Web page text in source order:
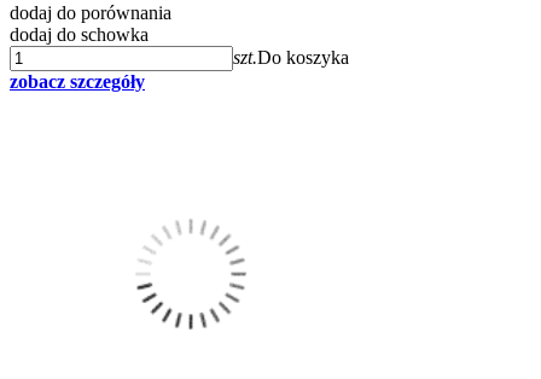
dodaj do porównania
dodaj do schowka
szt.Do koszyka
zobacz szczegóły